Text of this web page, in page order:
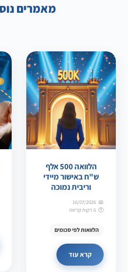
מאמרים
הלוואה 500 אלף
ש"ח באישור מיידי
וריבית נמוכה
16/07/2026
6 דקות קריאה
הלוואות לפי סכומים
קרא עוד